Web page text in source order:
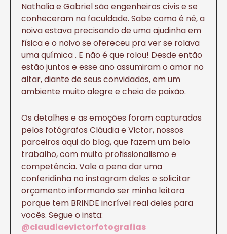
Nathalia e Gabriel são engenheiros civis e se
conheceram na faculdade. Sabe como é né, a
noiva estava precisando de uma ajudinha em
física e o noivo se ofereceu pra ver se rolava
uma química . E não é que rolou! Desde então
estão juntos e esse ano assumiram o amor no
altar, diante de seus convidados, em um
ambiente muito alegre e cheio de paixão.
Os detalhes e as emoções foram capturados
pelos fotógrafos Cláudia e Victor, nossos
parceiros aqui do blog, que fazem um belo
trabalho, com muito profissionalismo e
competência. Vale a pena dar uma
conferidinha no instagram deles e solicitar
orçamento informando ser minha leitora
porque tem BRINDE incrível real deles para
vocês. Segue o insta:
@claudiaevictorfotografias